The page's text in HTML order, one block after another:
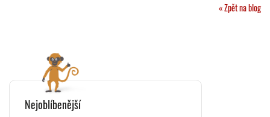
« Zpět na blog
Nejoblíbenější